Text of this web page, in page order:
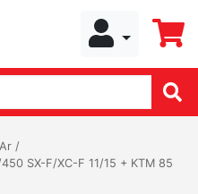
/
SX-F/XC-F 11/15 + KTM 85